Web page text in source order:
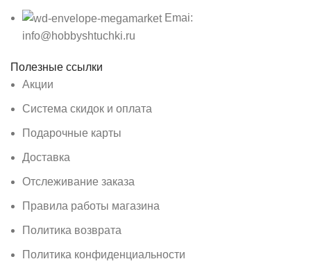
Emai:
info@hobbyshtuchki.ru
Полезные ссылки
Акции
Система скидок и оплата
Подарочные карты
Доставка
Отслеживание заказа
Правила работы магазина
Политика возврата
Политика конфиденциальности